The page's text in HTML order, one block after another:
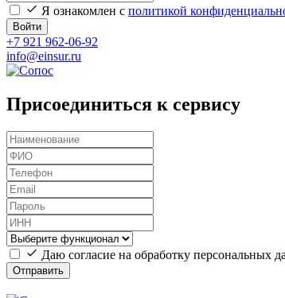
Я ознакомлен с политикой
Войти
+7 921 962-06-92
info@einsur.ru
Присоединиться к сервису
Даю согласие на обработку персональных
Отправить